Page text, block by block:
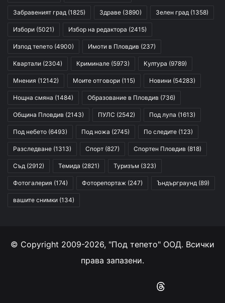
Забравеният град (1825) Здраве (3890) Зелен град (1358)
Избори (5021) Избор на редактора (2415)
Изпод тепето (4900) Имоти в Пловдив (237)
Квартали (2304) Криминале (5973) Култура (9789)
Мнения (12142) Моите отговори (115) Новини (54283)
Нощна смяна (1484) Образование в Пловдив (736)
Община Пловдив (2143) ПУЛС (2542) Под лупа (1613)
Под небето (6493) Под ножа (2745) По следите (123)
Разследване (1313) Спорт (827) Спортен Пловдив (818)
Съд (2912) Темида (2821) Туризъм (323)
Фотогалерия (174) Фоторепортаж (247) Ъндърграунд (89)
вашите снимки (134)
© Copyright 2009-2026, "Под тепето" ООД. Всички
права запазени.
Instagram
RSS